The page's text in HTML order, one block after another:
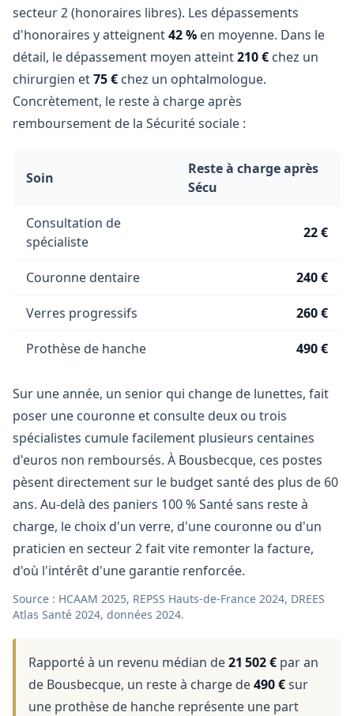
secteur 2 (honoraires libres). Les dépassements
d'honoraires y atteignent42 % en moyenne. Dans le
détail, le dépassement moyen atteint210 € chez un
chirurgien et75 € chez un ophtalmologue.
Concrètement, le reste à charge après
remboursement de la Sécurité sociale :
Soin
Reste à charge après
Sécu
Consultation de
spécialiste
22 €
Couronne dentaire 240 €
Verres progressifs 260 €
Prothèse de hanche 490 €
Sur une année, un senior qui change de lunettes, fait
poser une couronne et consulte deux ou trois
spécialistes cumule facilement plusieurs centaines
d'euros non remboursés. À Bousbecque, ces postes
pèsent directement sur le budget santé des plus de 60
ans. Au-delà des paniers 100 % Santé sans reste à
charge, le choix d'un verre, d'une couronne ou d'un
praticien en secteur 2 fait vite remonter la facture,
d'où l'intérêt d'une garantie renforcée.
Source : HCAAM 2025, REPSS Hauts-de-France 2024, DREES
Atlas Santé 2024, données 2024.
Rapporté à un revenu médian de21 502 € par an
de Bousbecque, un reste à charge de490 €sur
une prothèse de hanche représente une part